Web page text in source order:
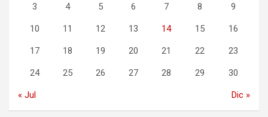
3 4 5 6 7 8 9
10 11 12 13 14 15 16
17 18 19 20 21 22 23
24 25 26 27 28 29 30
« Jul Dic »